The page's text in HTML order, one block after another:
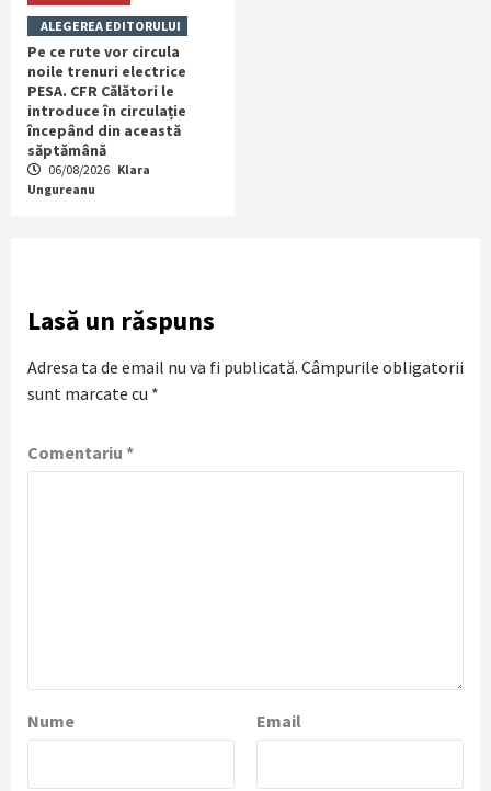
ALEGEREA EDITORULUI
Pe ce rute vor circula
noile trenuri electrice
PESA. CFR Călători le
introduce în circulație
începând din această
săptămână
06/08/2026 Klara
Ungureanu
Lasă un răspuns
Adresa ta de email nu va fi publicată. Câmpurile obligatorii
sunt marcate cu *
Comentariu *
Nume Email